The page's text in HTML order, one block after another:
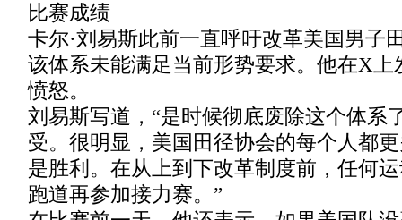
比赛成绩
卡尔·刘易斯此前一直呼吁改革美国男子
该体系未能满足当前形势要求。他在X上
愤怒。
刘易斯写道，“是时候彻底废除这个体系
受。很明显，美国田径协会的每个人都
是胜利。在从上到下改革制度前，任何
跑道再参加接力赛。”